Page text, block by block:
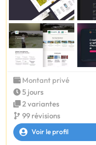
Montant privé
5 jours
2 variantes
99 révisions
Voir le profil